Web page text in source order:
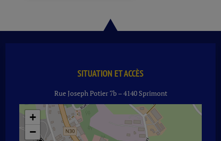
SITUATION ET ACCÈS
Rue Joseph Potier 7b – 4140 Sprimont
+
−